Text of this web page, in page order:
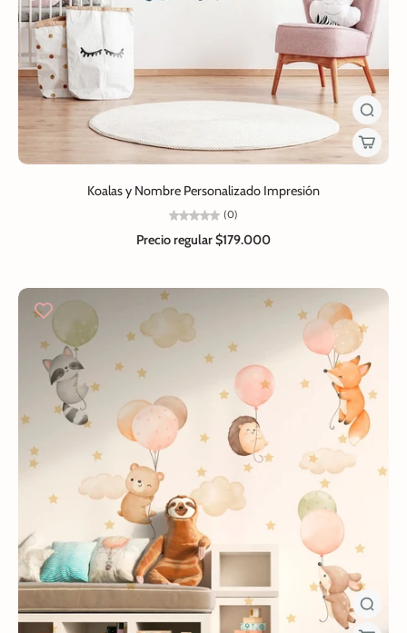
Koalas y Nombre Personalizado Impresión
(0)
Precio regular$179.000